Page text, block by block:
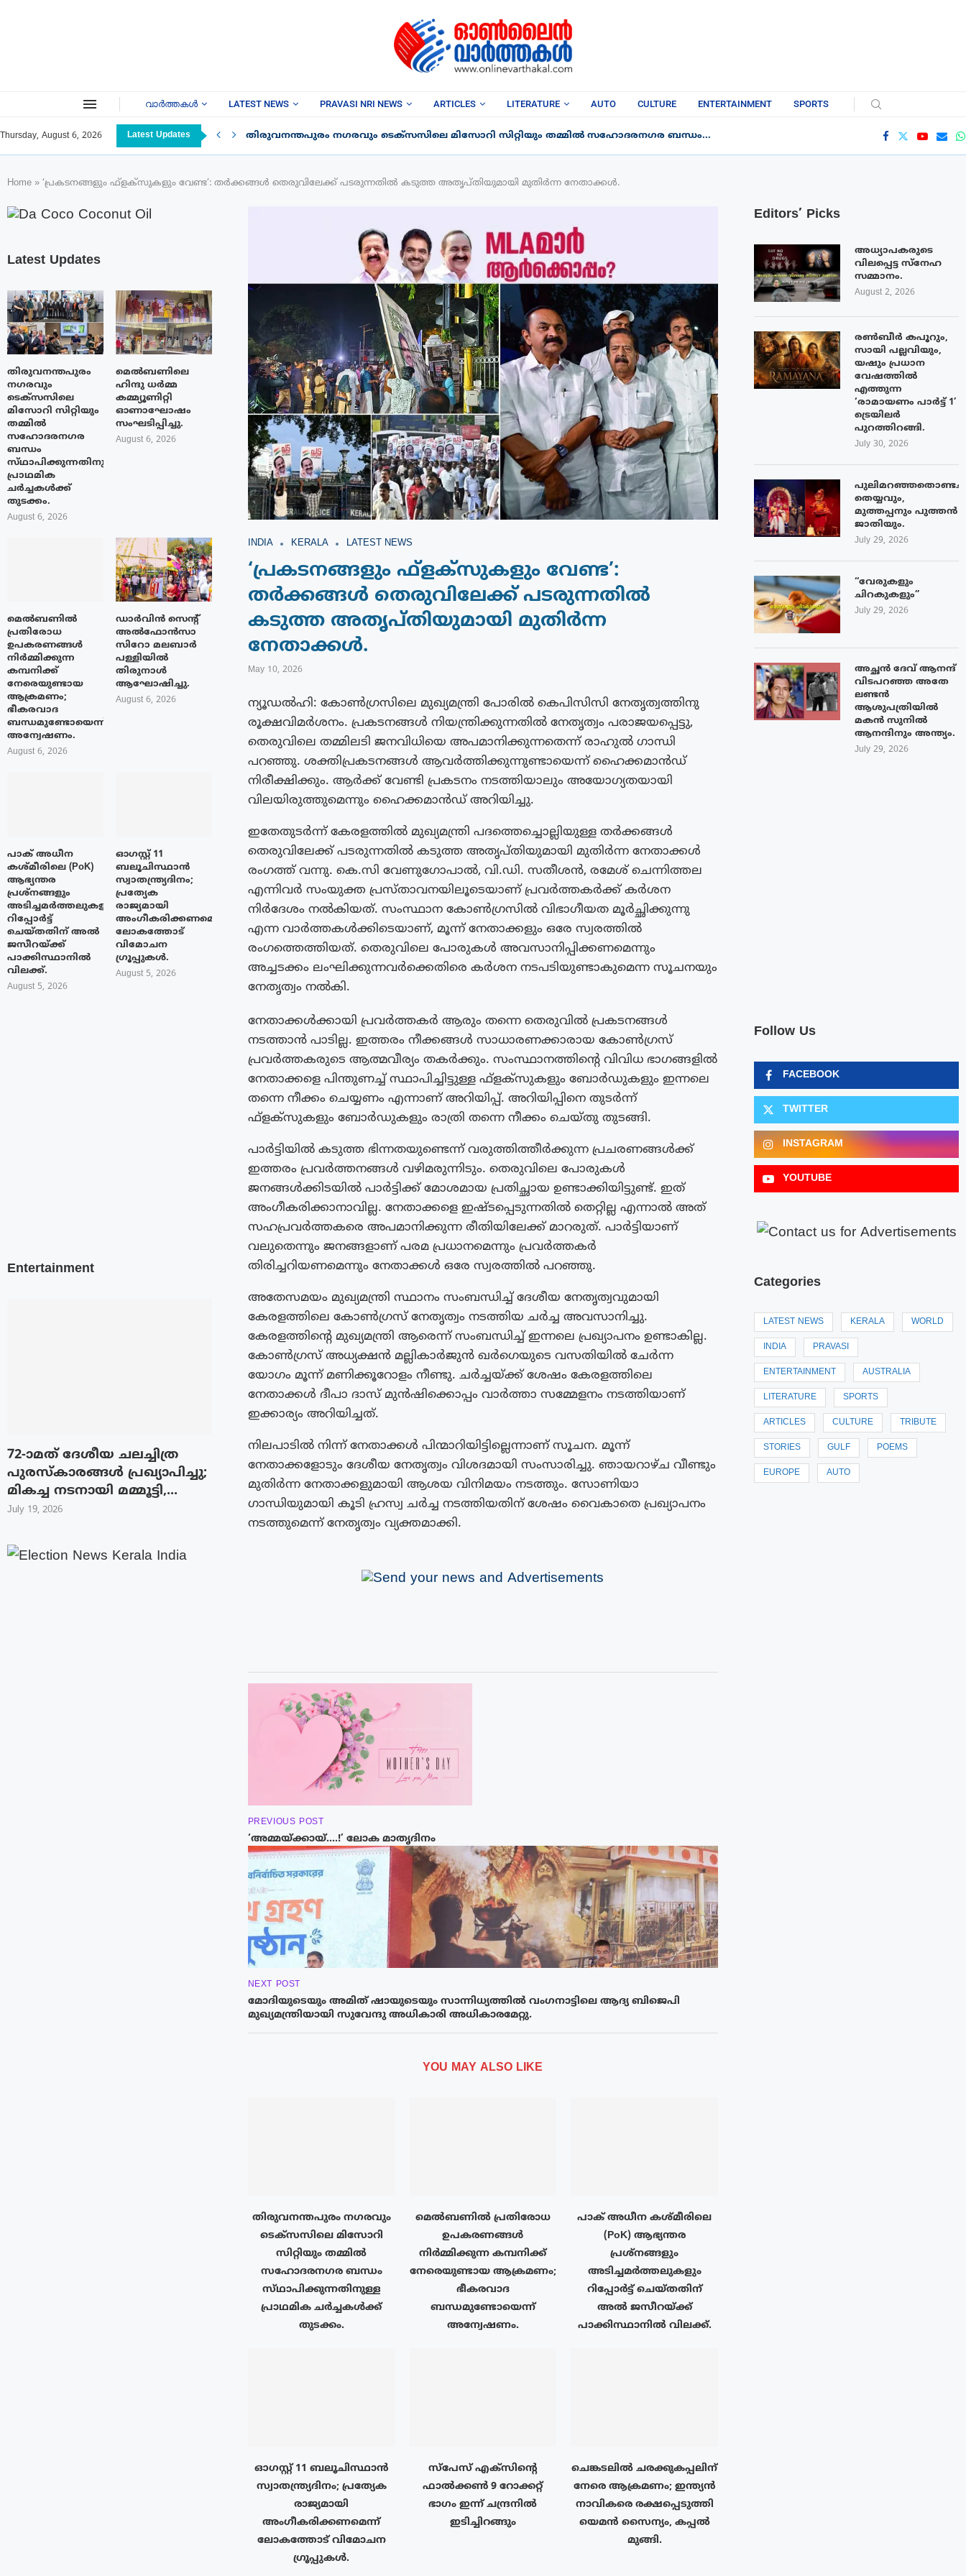
വാർത്തകൾ LATEST NEWS PRAVASI NRI NEWS ARTICLES LITERATURE AUTO CULTURE ENTERTAINMENT SPORTS
Thursday, August 6, 2026 Latest Updates തിരുവനന്തപുരം നഗരവും ടെക്‌സസിലെ മിസോറി സിറ്റിയും തമ്മിൽ സഹോദരനഗര ബന്ധം...
Home » ‘പ്രകടനങ്ങളും ഫ്ളക്‌സുകളും വേണ്ട’: തർക്കങ്ങൾ തെരുവിലേക്ക് പടരുന്നതിൽ കടുത്ത അതൃപ്തിയുമായി മുതിർന്ന നേതാക്കൾ.
INDIA KERALA LATEST NEWS
‘പ്രകടനങ്ങളും ഫ്ളക്‌സുകളും വേണ്ട’:
തർക്കങ്ങൾ തെരുവിലേക്ക് പടരുന്നതിൽ
കടുത്ത അതൃപ്തിയുമായി മുതിർന്ന
നേതാക്കൾ.
May 10, 2026
ന്യൂഡൽഹി: കോൺഗ്രസിലെ മുഖ്യമന്ത്രി പോരിൽ കെപിസിസി നേതൃത്വത്തിനു
രൂക്ഷവിമർശനം. പ്രകടനങ്ങൾ നിയന്ത്രിക്കുന്നതിൽ നേതൃത്വം പരാജയപ്പെട്ടു,
തെരുവിലെ തമ്മിലടി ജനവിധിയെ അപമാനിക്കുന്നതെന്ന് രാഹുൽ ഗാന്ധി
പറഞ്ഞു. ശക്തിപ്രകടനങ്ങൾ ആവർത്തിക്കുന്നുണ്ടായെന്ന് ഹൈക്കമാൻഡ്
നിരീക്ഷിക്കും. ആർക്ക് വേണ്ടി പ്രകടനം നടത്തിയാലും അയോഗ്യതയായി
വിലയിരുത്തുമെന്നും ഹൈക്കമാൻഡ് അറിയിച്ചു.
ഇതേതുടർന്ന് കേരളത്തിൽ മുഖ്യമന്ത്രി പദത്തെച്ചൊല്ലിയുള്ള തർക്കങ്ങൾ
തെരുവിലേക്ക് പടരുന്നതിൽ കടുത്ത അതൃപ്തിയുമായി മുതിർന്ന നേതാക്കൾ
രംഗത്ത് വന്നു. കെ.സി വേണുഗോപാൽ, വി.ഡി. സതീശൻ, രമേശ് ചെന്നിത്തല
എന്നിവർ സംയുക്ത പ്രസ്‌താവനയിലൂടെയാണ് പ്രവർത്തകർക്ക് കർശന
നിർദേശം നൽകിയത്. സംസ്ഥാന കോൺഗ്രസിൽ വിഭാഗീയത മൂർച്ഛിക്കുന്നു
എന്ന വാർത്തകൾക്കിടെയാണ്, മൂന്ന് നേതാക്കളും ഒരേ സ്വരത്തിൽ
രംഗത്തെത്തിയത്. തെരുവിലെ പോരുകൾ അവസാനിപ്പിക്കണമെന്നും
അച്ചടക്കം ലംഘിക്കുന്നവർക്കെതിരെ കർശന നടപടിയുണ്ടാകുമെന്ന സൂചനയും
നേതൃത്വം നൽകി.
നേതാക്കൾക്കായി പ്രവർത്തകർ ആരും തന്നെ തെരുവിൽ പ്രകടനങ്ങൾ
നടത്താൻ പാടില്ല. ഇത്തരം നീക്കങ്ങൾ സാധാരണക്കാരായ കോൺഗ്രസ്
പ്രവർത്തകരുടെ ആത്മവീര്യം തകർക്കും. സംസ്ഥാനത്തിന്റെ വിവിധ ഭാഗങ്ങളിൽ
നേതാക്കളെ പിന്തുണച്ച് സ്ഥാപിച്ചിട്ടുള്ള ഫ്ളക്‌സുകളും ബോർഡുകളും ഇന്നലെ
തന്നെ നീക്കം ചെയ്യണം എന്നാണ് അറിയിപ്പ്. അറിയിപ്പിനെ തുടർന്ന്
ഫ്ളക്‌സുകളും ബോർഡുകളും രാത്രി തന്നെ നീക്കം ചെയ്തു തുടങ്ങി.
പാർട്ടിയിൽ കടുത്ത ഭിന്നതയുണ്ടെന്ന് വരുത്തിത്തീർക്കുന്ന പ്രചരണങ്ങൾക്ക്
ഇത്തരം പ്രവർത്തനങ്ങൾ വഴിമരുന്നിടും. തെരുവിലെ പോരുകൾ
ജനങ്ങൾക്കിടയിൽ പാർട്ടിക്ക് മോശമായ പ്രതിച്ഛായ ഉണ്ടാക്കിയിട്ടുണ്ട്. ഇത്
അംഗീകരിക്കാനാവില്ല. നേതാക്കളെ ഇഷ്‌ടപ്പെടുന്നതിൽ തെറ്റില്ല എന്നാൽ അത്
സഹപ്രവർത്തകരെ അപമാനിക്കുന്ന രീതിയിലേക്ക് മാറരുത്. പാർട്ടിയാണ്
വലുതെന്നും ജനങ്ങളാണ് പരമ പ്രധാനമെന്നും പ്രവർത്തകർ
തിരിച്ചറിയണമെന്നും നേതാക്കൾ ഒരേ സ്വരത്തിൽ പറഞ്ഞു.
അതേസമയം മുഖ്യമന്ത്രി സ്ഥാനം സംബന്ധിച്ച് ദേശീയ നേതൃത്വവുമായി
കേരളത്തിലെ കോൺഗ്രസ് നേതൃത്വം നടത്തിയ ചർച്ച അവസാനിച്ചു.
കേരളത്തിൻ്റെ മുഖ്യമന്ത്രി ആരെന്ന് സംബന്ധിച്ച് ഇന്നലെ പ്രഖ്യാപനം ഉണ്ടാകില്ല.
കോൺഗ്രസ് അധ്യക്ഷൻ മല്ലികാർജുൻ ഖർഗെയുടെ വസതിയിൽ ചേർന്ന
യോഗം മൂന്ന് മണിക്കൂറോളം നീണ്ടു. ചർച്ചയ്ക്ക് ശേഷം കേരളത്തിലെ
നേതാക്കൾ ദീപാ ദാസ് മുൻഷിക്കൊപ്പം വാർത്താ സമ്മേളനം നടത്തിയാണ്
ഇക്കാര്യം അറിയിച്ചത്.
നിലപാടിൽ നിന്ന് നേതാക്കൾ പിന്മാറിയിട്ടില്ലെന്നാണ് സൂചന. മൂന്ന്
നേതാക്കളോടും ദേശീയ നേതൃത്വം വിശദമായി സംസാരിച്ചു. ഞായറാഴ്‌ച വീണ്ടും
മുതിർന്ന നേതാക്കളുമായി ആശയ വിനിമയം നടത്തും. സോണിയാ
ഗാന്ധിയുമായി കൂടി ഹ്രസ്വ ചർച്ച നടത്തിയതിന് ശേഷം വൈകാതെ പ്രഖ്യാപനം
നടത്തുമെന്ന് നേതൃത്വം വ്യക്തമാക്കി.
PREVIOUS POST
‘അമ്മയ്ക്കായ്….!’ ലോക മാതൃദിനം
NEXT POST
മോദിയുടെയും അമിത് ഷായുടെയും സാന്നിധ്യത്തിൽ വംഗനാട്ടിലെ ആദ്യ ബിജെപി
മുഖ്യമന്ത്രിയായി സുവേന്ദു അധികാരി അധികാരമേറ്റു.
YOU MAY ALSO LIKE
തിരുവനന്തപുരം നഗരവും
ടെക്‌സസിലെ മിസോറി
സിറ്റിയും തമ്മിൽ
സഹോദരനഗര ബന്ധം
സ്‌ഥാപിക്കുന്നതിനുള്ള
പ്രാഥമിക ചർച്ചകൾക്ക്
തുടക്കം.
മെൽബണിൽ പ്രതിരോധ
ഉപകരണങ്ങൾ
നിർമ്മിക്കുന്ന കമ്പനിക്ക്
നേരെയുണ്ടായ ആക്രമണം;
ഭീകരവാദ
ബന്ധമുണ്ടോയെന്ന്
അന്വേഷണം.
പാക് അധീന കശ്മീരിലെ
(PoK) ആഭ്യന്തര
പ്രശ്നങ്ങളും
അടിച്ചമർത്തലുകളും
റിപ്പോർട്ട് ചെയ്തതിന്
അൽ ജസീറയ്‌ക്ക്
പാക്കിസ്ഥാനിൽ വിലക്ക്.
ഓഗസ്റ്റ് 11 ബലൂചിസ്ഥാൻ
സ്വാതന്ത്ര്യദിനം; പ്രത്യേക
രാജ്യമായി
അംഗീകരിക്കണമെന്ന്
ലോകത്തോട് വിമോചന
ഗ്രൂപ്പുകൾ.
സ്‌പേസ് എക്‌സിൻ്റെ
ഫാൽക്കൺ 9 റോക്കറ്റ്
ഭാഗം ഇന്ന് ചന്ദ്രനിൽ
ഇടിച്ചിറങ്ങും
ചെങ്കടലിൽ ചരക്കുകപ്പലിന്
നേരെ ആക്രമണം; ഇന്ത്യൻ
നാവികരെ രക്ഷപ്പെടുത്തി
യെമൻ സൈന്യം, കപ്പൽ
മുങ്ങി.
Editors’ Picks
അധ്യാപകരുടെ
വിലപ്പെട്ട സ്നേഹ
സമ്മാനം.
August 2, 2026
രൺബീർ കപൂറും,
സായി പല്ലവിയും,
യഷും പ്രധാന
വേഷത്തിൽ
എത്തുന്ന
‘രാമായണം പാർട്ട് 1’
ട്രെയിലർ
പുറത്തിറങ്ങി.
July 30, 2026
തെയ്യവും,
മുത്തപ്പനും പുത്തൻ
ജാതിയും.
July 29, 2026
“വേരുകളും
ചിറകുകളും”
July 29, 2026
അച്ഛൻ ദേവ് ആനന്ദ്
വിടപറഞ്ഞ അതേ
ലണ്ടൻ
ആശുപത്രിയിൽ
മകൻ സുനിൽ
ആനന്ദിനും അന്ത്യം.
July 29, 2026
Follow Us
FACEBOOK
TWITTER
INSTAGRAM
YOUTUBE
Categories
LATEST NEWS KERALA WORLD
INDIA PRAVASI
ENTERTAINMENT AUSTRALIA
LITERATURE SPORTS
ARTICLES CULTURE TRIBUTE
STORIES GULF POEMS
EUROPE AUTO
Latest Updates
തിരുവനന്തപുരം
നഗരവും
ടെക്‌സസിലെ
മിസോറി സിറ്റിയും
തമ്മിൽ
സഹോദരനഗര
ബന്ധം
സ്‌ഥാപിക്കുന്നതിനുള്ള
പ്രാഥമിക
ചർച്ചകൾക്ക്
തുടക്കം.
August 6, 2026
മെൽബണിലെ
ഹിന്ദു ധർമ്മ
കമ്മ്യൂണിറ്റി
ഓണാഘോഷം
സംഘടിപ്പിച്ചു.
August 6, 2026
മെൽബണിൽ
പ്രതിരോധ
ഉപകരണങ്ങൾ
നിർമ്മിക്കുന്ന
കമ്പനിക്ക്
നേരെയുണ്ടായ
ആക്രമണം;
ഭീകരവാദ
ബന്ധമുണ്ടോയെന്ന്
അന്വേഷണം.
August 6, 2026
ഡാർവിൻ സെന്റ്
അൽഫോൻസാ
സിറോ മലബാർ
പള്ളിയിൽ
തിരുനാൾ
ആഘോഷിച്ചു.
August 6, 2026
പാക് അധീന
കശ്മീരിലെ (PoK)
ആഭ്യന്തര
പ്രശ്നങ്ങളും
അടിച്ചമർത്തലുകളും
റിപ്പോർട്ട്
ചെയ്തതിന് അൽ
ജസീറയ്‌ക്ക്
പാക്കിസ്ഥാനിൽ
വിലക്ക്.
August 5, 2026
ഓഗസ്റ്റ് 11
ബലൂചിസ്ഥാൻ
സ്വാതന്ത്ര്യദിനം;
പ്രത്യേക
രാജ്യമായി
അംഗീകരിക്കണമെന്ന്
ലോകത്തോട്
വിമോചന
ഗ്രൂപ്പുകൾ.
August 5, 2026
Entertainment
72-ാമത് ദേശീയ ചലച്ചിത്ര
പുരസ്‌കാരങ്ങള്‍ പ്രഖ്യാപിച്ചു;
മികച്ച നടനായി മമ്മൂട്ടി,...
July 19, 2026